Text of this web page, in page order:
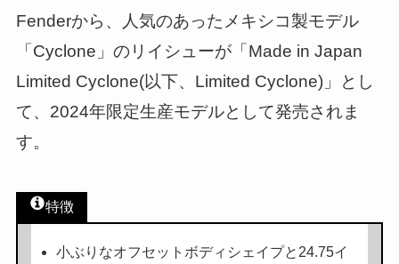
Fenderから、人気のあったメキシコ製モデル
「Cyclone」のリイシューが「Made in Japan
Limited Cyclone(以下、Limited Cyclone)」とし
て、2024年限定生産モデルとして発売されま
す。
特徴
小ぶりなオフセットボディシェイプと24.75イ